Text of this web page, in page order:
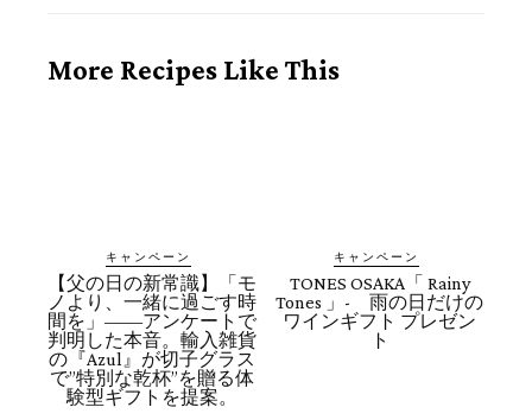
More Recipes Like This
キャンペーン
【父の日の新常識】「モ
ノより、一緒に過ごす時
間を」――アンケートで
判明した本音。輸入雑貨
の『Azul』が切子グラス
で”特別な乾杯”を贈る体
験型ギフトを提案。
キャンペーン
TONES OSAKA「 Rainy
Tones 」- 雨の日だけの
ワインギフト プレゼン
ト